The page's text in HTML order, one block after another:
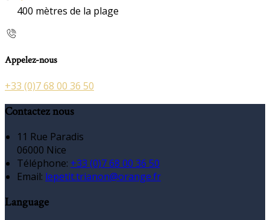
400 mètres de la plage
Appelez-nous
+33 (0)7 68 00 36 50
Contactez nous
11 Rue Paradis
06000 Nice
Téléphone: +33 (0)7 68 00 36 50
Email: lepetit.trianon@orange.fr
Language